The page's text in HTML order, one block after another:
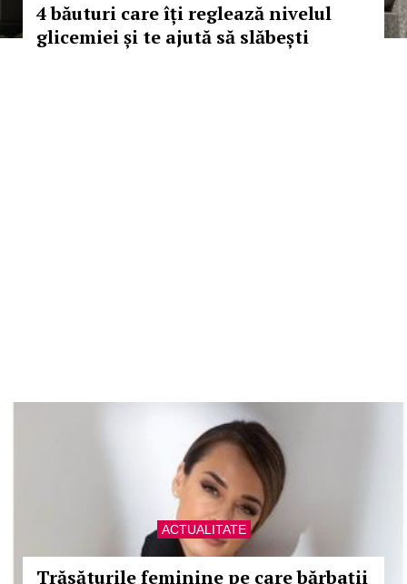
4 băuturi care îți reglează nivelul
glicemiei și te ajută să slăbești
ACTUALITATE
Trăsăturile feminine pe care bărbații